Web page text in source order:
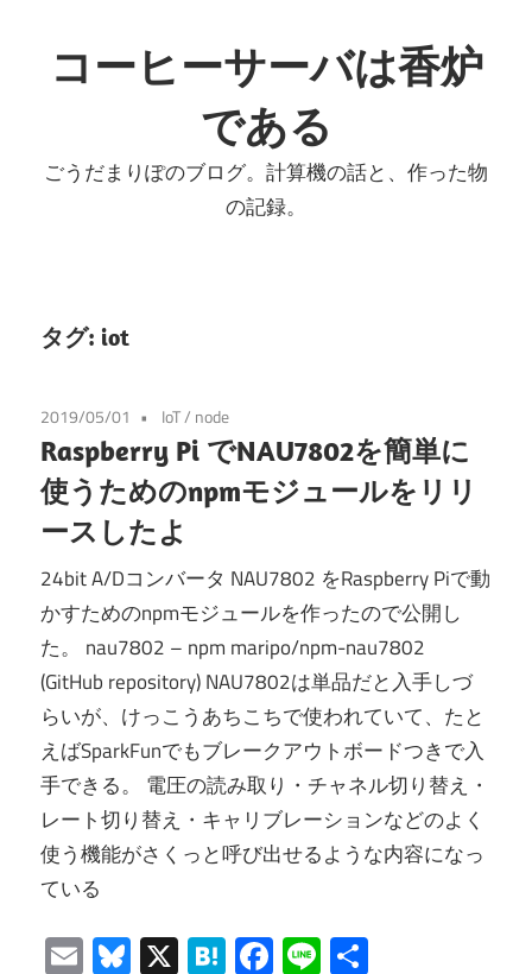
ン
テ
へ
プ
コーヒーサーバは香炉
である
ごうだまりぽのブログ。計算機の話と、作った物
の記録。
タグ: iot
2019/05/01 IoT/ node
Raspberry Pi でNAU7802を簡単に
使うためのnpmモジュールをリリ
ースしたよ
24bit A/Dコンバータ NAU7802 をRaspberry Piで動
かすためのnpmモジュールを作ったので公開し
た。 nau7802 – npm maripo/npm-nau7802
(GitHub repository) NAU7802は単品だと入手しづ
らいが、けっこうあちこちで使われていて、たと
えばSparkFunでもブレークアウトボードつきで入
手できる。 電圧の読み取り・チャネル切り替え・
レート切り替え・キャリブレーションなどのよく
使う機能がさくっと呼び出せるような内容になっ
ている
EmailBluesky
X Hatena
Facebook
Line